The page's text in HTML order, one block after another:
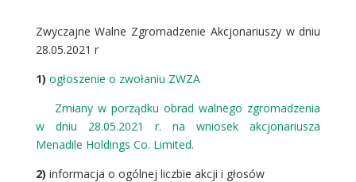
Zwyczajne Walne Zgromadzenie Akcjonariuszy w dniu
28.05.2021 r
1) ogłoszenie o zwołaniu ZWZA
Zmiany w porządku obrad walnego zgromadzenia
w dniu 28.05.2021 r. na wniosek akcjonariusza
Menadile Holdings Co. Limited.
2) informacja o ogólnej liczbie akcji i głosów